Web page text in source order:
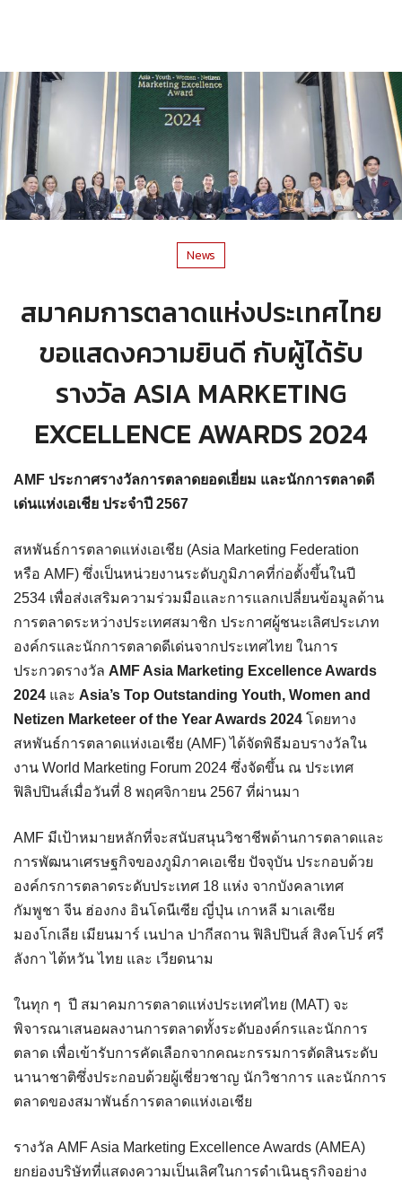
News
สมาคมการตลาดแห่งประเทศไทย
ขอแสดงความยินดี กับผู้ได้รับ
รางวัล ASIA MARKETING
EXCELLENCE AWARDS 2024
AMF ประกาศรางวัลการตลาดยอดเยี่ยม และนักการตลาดดี
เด่นแห่งเอเชีย ประจำปี 2567
สหพันธ์การตลาดแห่งเอเชีย (Asia Marketing Federation
หรือ AMF) ซึ่งเป็นหน่วยงานระดับภูมิภาคที่ก่อตั้งขึ้นในปี
2534 เพื่อส่งเสริมความร่วมมือและการแลกเปลี่ยนข้อมูลด้าน
การตลาดระหว่างประเทศสมาชิก ประกาศผู้ชนะเลิศประเภท
องค์กรและนักการตลาดดีเด่นจากประเทศไทย ในการ
ประกวดรางวัล AMF Asia Marketing Excellence Awards
2024 และ Asia’s Top Outstanding Youth, Women and
Netizen Marketeer of the Year Awards 2024 โดยทาง
สหพันธ์การตลาดแห่งเอเชีย (AMF) ได้จัดพิธีมอบรางวัลใน
งาน World Marketing Forum 2024 ซึ่งจัดขึ้น ณ ประเทศ
ฟิลิปปินส์เมื่อวันที่ 8 พฤศจิกายน 2567 ที่ผ่านมา
AMF มีเป้าหมายหลักที่จะสนับสนุนวิชาชีพด้านการตลาดและ
การพัฒนาเศรษฐกิจของภูมิภาคเอเชีย ปัจจุบัน ประกอบด้วย
องค์กรการตลาดระดับประเทศ 18 แห่ง จากบังคลาเทศ
กัมพูชา จีน ฮ่องกง อินโดนีเซีย ญี่ปุ่น เกาหลี มาเลเซีย
มองโกเลีย เมียนมาร์ เนปาล ปากีสถาน ฟิลิปปินส์ สิงคโปร์ ศรี
ลังกา ไต้หวัน ไทย และ เวียดนาม
ในทุก ๆ ปี สมาคมการตลาดแห่งประเทศไทย (MAT) จะ
พิจารณาเสนอผลงานการตลาดทั้งระดับองค์กรและนักการ
ตลาด เพื่อเข้ารับการคัดเลือกจากคณะกรรมการตัดสินระดับ
นานาชาติซึ่งประกอบด้วยผู้เชี่ยวชาญ นักวิชาการ และนักการ
ตลาดของสมาพันธ์การตลาดแห่งเอเชีย
รางวัล AMF Asia Marketing Excellence Awards (AMEA)
ยกย่องบริษัทที่แสดงความเป็นเลิศในการดำเนินธุรกิจอย่าง